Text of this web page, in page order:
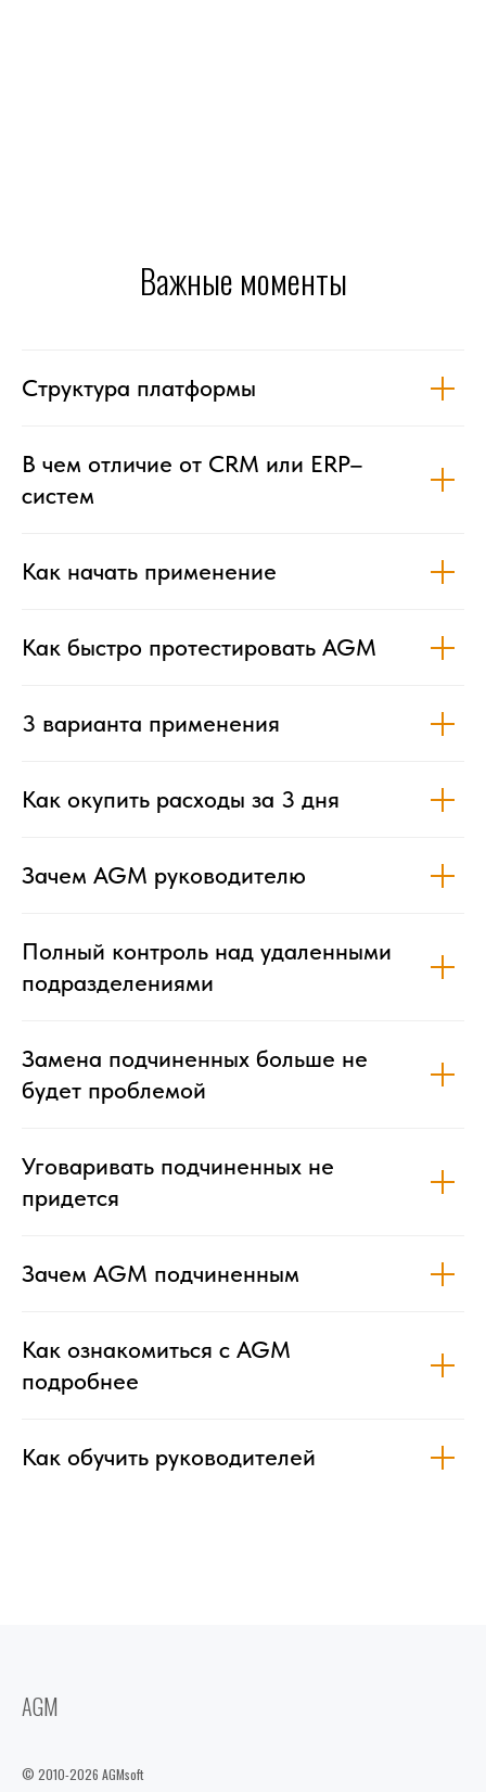
Важные моменты
Структура платформы
В чем отличие от CRM или ERP–
систем
Как начать применение
Как быстро протестировать AGM
3 варианта применения
Как окупить расходы за 3 дня
Зачем AGM руководителю
Полный контроль над удаленными
подразделениями
Замена подчиненных больше не
будет проблемой
Уговаривать подчиненных не
придется
Зачем AGM подчиненным
Как ознакомиться с AGM
подробнее
Как обучить руководителей
AGM
© 2010-2026 AGMsoft